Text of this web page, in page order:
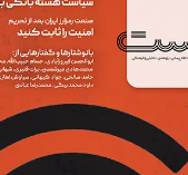
رجبی
ایپکچی
پاکدل
نقاش